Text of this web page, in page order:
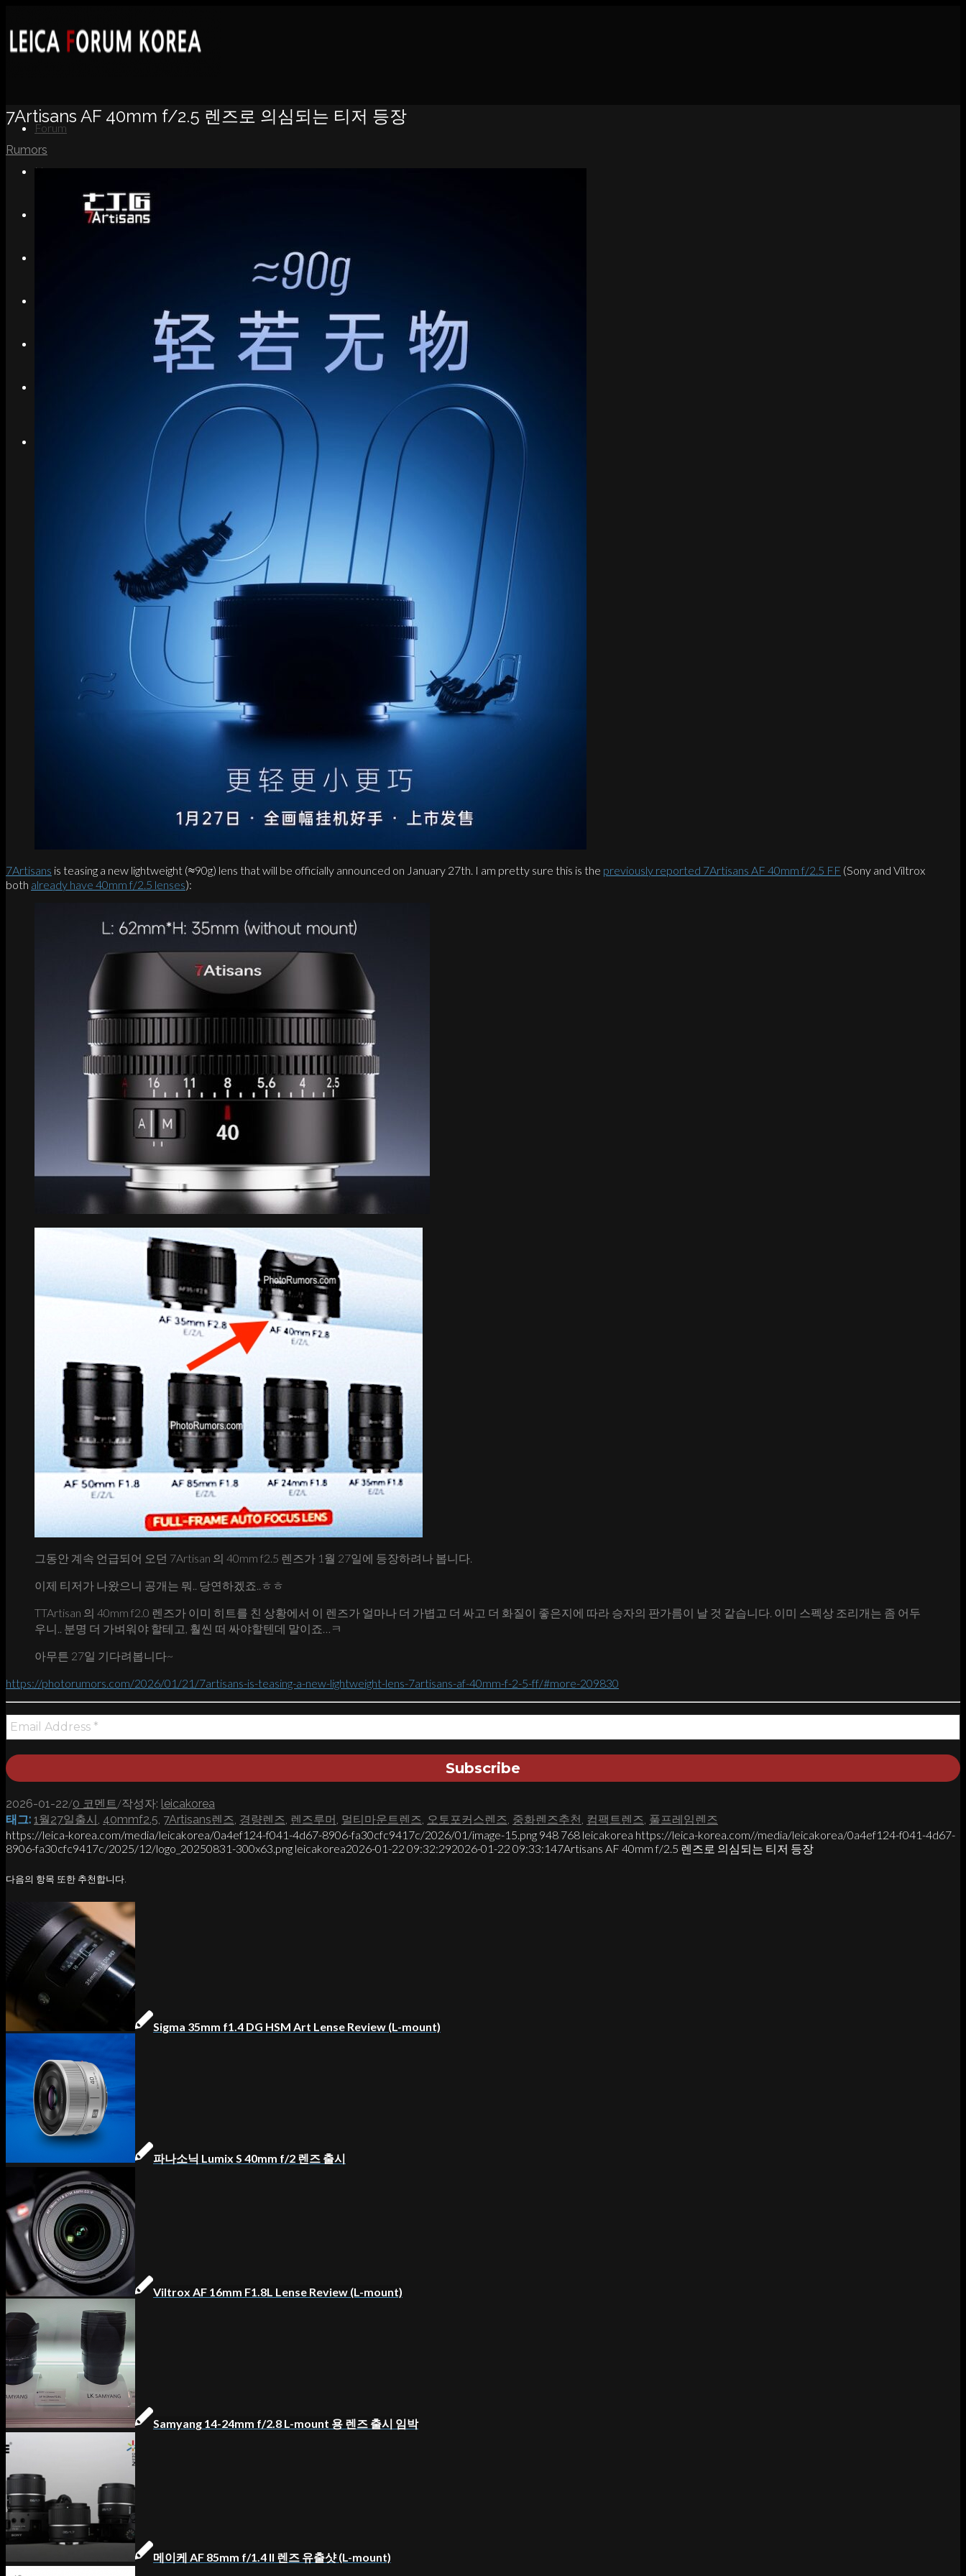
Forum
News
7Artisans AF 40mm f/2.5 렌즈로 의심되는 티저 등장
Rumors
7Artisans is teasing a new lightweight (≈90g) lens that will be officially announced on January 27th. I am pretty sure this is the previously reported 7Artisans AF 40mm f/2.5 FF (Sony and Viltrox
both already have 40mm f/2.5 lenses):
그동안 계속 언급되어 오던 7Artisan 의 40mm f2.5 렌즈가 1월 27일에 등장하려나 봅니다.
이제 티저가 나왔으니 공개는 뭐.. 당연하겠죠..ㅎㅎ
TTArtisan 의 40mm f2.0 렌즈가 이미 히트를 친 상황에서 이 렌즈가 얼마나 더 가볍고 더 싸고 더 화질이 좋은지에 따라 승자의 판가름이 날 것 같습니다. 이미 스펙상 조리개는 좀 어두
우니.. 분명 더 가벼워야 할테고, 훨씬 떠 싸야할텐데 말이죠…ㅋ
아무튼 27일 기다려봅니다~
https://photorumors.com/2026/01/21/7artisans-is-teasing-a-new-lightweight-lens-7artisans-af-40mm-f-2-5-ff/#more-209830
2026-01-22/0 코멘트/작성자: leicakorea
태그: 1월27일출시, 40mmf2.5, 7Artisans렌즈, 경량렌즈, 렌즈루머, 멀티마운트렌즈, 오토포커스렌즈, 중화렌즈추천, 컴팩트렌즈, 풀프레임렌즈
https://leica-korea.com/media/leicakorea/0a4ef124-f041-4d67-8906-fa30cfc9417c/2026/01/image-15.png 948 768 leicakorea https://leica-korea.com//media/leicakorea/0a4ef124-f041-4d67-
8906-fa30cfc9417c/2025/12/logo_20250831-300x63.png leicakorea2026-01-22 09:32:292026-01-22 09:33:147Artisans AF 40mm f/2.5 렌즈로 의심되는 티저 등장
다음의 항목 또한 추천합니다.
Sigma 35mm f1.4 DG HSM Art Lense Review (L-mount)
파나소닉 Lumix S 40mm f/2 렌즈 출시
Viltrox AF 16mm F1.8L Lense Review (L-mount)
Samyang 14-24mm f/2.8 L-mount 용 렌즈 출시 임박
메이케 AF 85mm f/1.4 II 렌즈 유출샷 (L-mount)